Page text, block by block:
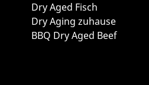
Dry Aged Fisch
Dry Aging zuhause
BBQ Dry Aged Beef